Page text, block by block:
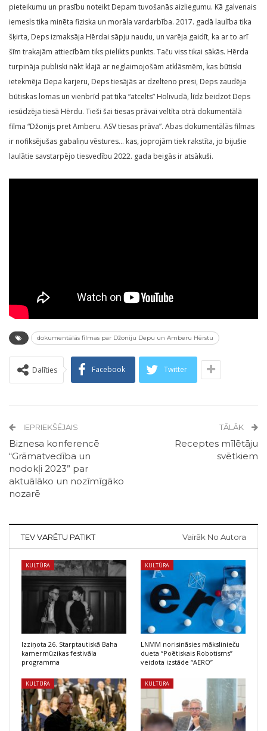
pieteikumu un prasību noteikt Depam tuvošanās aizliegumu. Kā galvenais
iemesls tika minēta fiziska un morāla vardarbība. 2017. gadā laulība tika
šķirta, Deps izmaksāja Hērdai sāpju naudu, un varēja gaidīt, ka ar to arī
šīm trakajām attiecībām tiks pielikts punkts. Taču viss tikai sākās. Hērda
turpināja publiski nākt klajā ar neglaimojošām atklāsmēm, kas būtiski
ietekmēja Depa karjeru, Deps tiesājās ar dzelteno presi, Deps zaudēja
būtiskas lomas un vienbrīd pat tika “atcelts” Holivudā, līdz beidzot Deps
iesūdzēja tiesā Hērdu. Tieši šai tiesas prāvai veltīta otrā dokumentālā
filma “Džonijs pret Amberu. ASV tiesas prāva”. Abas dokumentālās filmas
ir nofiksējušas gabaliņu vēstures… kas, joprojām tiek rakstīta, jo bijušie
laulātie savstarpējo tiesvedību 2022. gada beigās ir atsākuši.
dokumentālās filmas par Džoniju Depu un Amberu Hērstu
Dalīties Facebook Twitter
IEPRIEKŠĒJAIS
Biznesa konferencē
“Grāmatvedība un
nodokļi 2023” par
aktuālāko un nozīmīgāko
nozarē
TĀLĀK
Receptes mīlētāju
svētkiem
TEV VARĒTU PATIKT Vairāk No Autora
KULTŪRA
Izziņota 26. Starptautiskā Baha
kamermūzikas festivāla
programma
KULTŪRA
LNMM norisināsies mākslinieču
dueta “Poētiskais Robotisms”
veidota izstāde “AERO”
KULTŪRA KULTŪRA